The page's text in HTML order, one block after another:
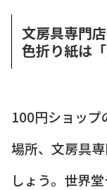
文房具専門
色折り紙は
100円ショップ
場所、文房具
しょう。世界